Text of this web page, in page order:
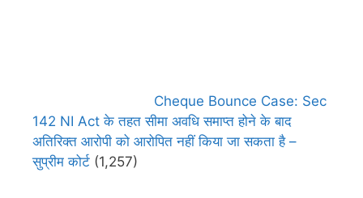
Cheque Bounce Case: Sec
142 NI Act के तहत सीमा अवधि समाप्त होने के बाद
अतिरिक्त आरोपी को आरोपित नहीं किया जा सकता है –
सुप्रीम कोर्ट (1,257)